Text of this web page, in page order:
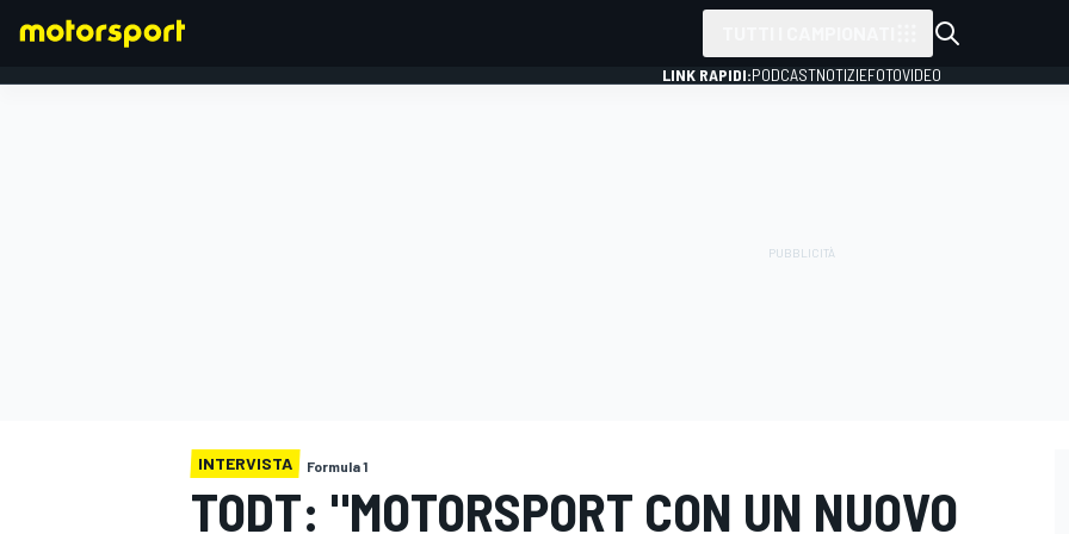
LINK RAPIDI:PODCASTNOTIZIEFOTOVIDEO
INTERVISTA Formula 1
TODT: "MOTORSPORT CON UN NUOVO